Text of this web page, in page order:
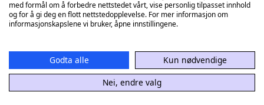
med formål om å forbedre nettstedet vårt, vise personlig tilpasset innhold
og for å gi deg en flott nettstedopplevelse. For mer informasjon om
informasjonskapslene vi bruker, åpne innstillingene.
Godta alle
Kun nødvendige
Nei, endre valg